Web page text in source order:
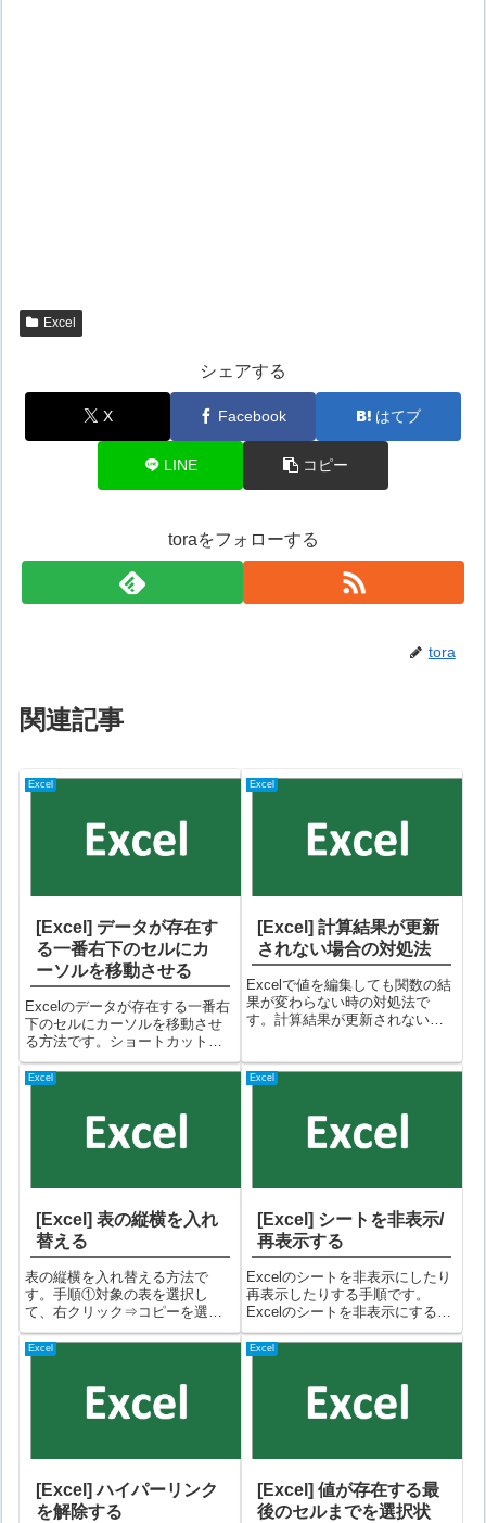
Excel
シェアする
X Facebook はてブ
LINE コピー
toraをフォローする
tora
関連記事
Excel
[Excel] データが存在す
る一番右下のセルにカ
ーソルを移動させる
Excelのデータが存在する一番右
下のセルにカーソルを移動させ
る方法です。ショートカットキ
ーで行う方法と、メニューから
行う方法の２パターンありま
う方法）①カーソルを移動させ
たいシートを表示させて、+を押
す。以下の...
Excel
[Excel] 計算結果が更新
されない場合の対処法
Excelで値を編集しても関数の結
果が変わらない時の対処法で
す。計算結果が更新されない原
算方法を「自動」に設定すれば
計算されるようになります。手
「計算方法の設...
Excel
[Excel] 表の縦横を入れ
替える
表の縦横を入れ替える方法で
す。手順①対象の表を選択し
て、右クリック⇒コピーを選択
するショートカットの+でコピー
しても、もちろんOKです。②入
にカーソルを合わせて、右クリ
ック⇒「貼り付けのオプショ
ン」行/列の入れ替...
Excel
[Excel] シートを非表示/
再表示する
Excelのシートを非表示にしたり
再表示したりする手順です。
Excelのシートを非表示にする手
順例として、以下の「３月」シ
ートを非表示にしてみます。
いる部分を右クリック→「非表
示」を選択する②３月シートが
非表示に...
Excel
[Excel] ハイパーリンク
を解除する
Excel
[Excel] 値が存在する最
後のセルまでを選択状